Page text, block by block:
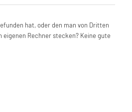
hat, oder den man von Dritten
Rechner stecken? Keine gute